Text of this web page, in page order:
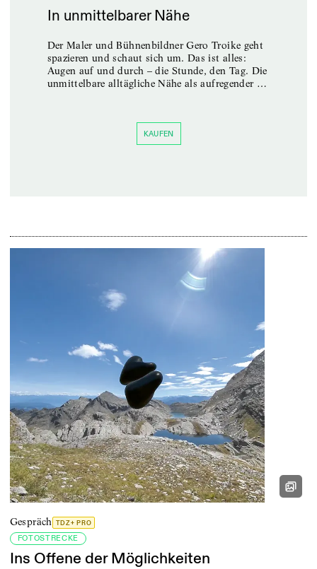
In unmittelbarer Nähe
Der Maler und Bühnenbildner Gero Troike geht
spazieren und schaut sich um. Das ist alles:
Augen auf und durch – die Stunde, den Tag. Die
unmittelbare alltägliche Nähe als aufregender …
KAUFEN
Gespräch TDZ+ PRO
FOTOSTRECKE
Ins Offene der Möglichkeiten